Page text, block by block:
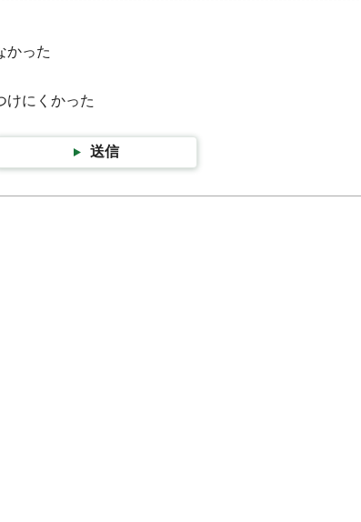
かった
けにくかった
送信